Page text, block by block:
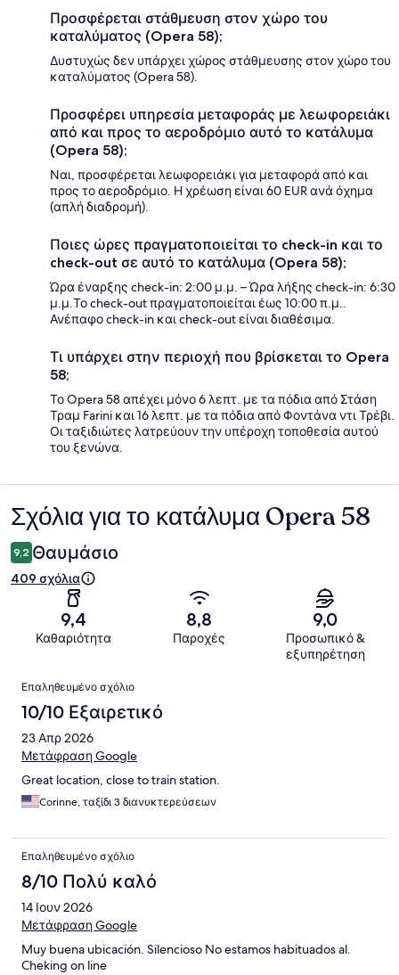
Προσφέρεται στάθμευση στον χώρο του
καταλύματος (Opera 58);
Δυστυχώς δεν υπάρχει χώρος στάθμευσης στον χώρο του
καταλύματος (Opera 58).
Προσφέρει υπηρεσία μεταφοράς με λεωφορειάκι
από και προς το αεροδρόμιο αυτό το κατάλυμα
(Opera 58);
Ναι, προσφέρεται λεωφορειάκι για μεταφορά από και
προς το αεροδρόμιο. Η χρέωση είναι 60 EUR ανά όχημα
(απλή διαδρομή).
Ποιες ώρες πραγματοποιείται το check-in και το
check-out σε αυτό το κατάλυμα (Opera 58);
Ώρα έναρξης check-in: 2:00 μ.μ. – Ώρα λήξης check-in: 6:30
μ.μ.Το check-out πραγματοποιείται έως 10:00 π.μ..
Ανέπαφο check-in και check-out είναι διαθέσιμα.
Τι υπάρχει στην περιοχή που βρίσκεται το Opera
58;
Το Opera 58 απέχει μόνο 6 λεπτ. με τα πόδια από Στάση
Τραμ Farini και 16 λεπτ. με τα πόδια από Φοντάνα ντι Τρέβι.
Οι ταξιδιώτες λατρεύουν την υπέροχη τοποθεσία αυτού
του ξενώνα.
Σχόλια
Σχόλια για το κατάλυμα Opera 58
9,2 Θαυμάσιο
409 σχόλια
9,4
Καθαριότητα
8,8
Παροχές
9,0
Προσωπικό &
εξυπηρέτηση
Σχόλια
Επαληθευμένο σχόλιο
10/10 Εξαιρετικό
23 Απρ 2026
Μετάφραση Google
Great location, close to train station.
Corinne, ταξίδι 3 διανυκτερεύσεων
Επαληθευμένο σχόλιο
8/10 Πολύ καλό
14 Ιουν 2026
Μετάφραση Google
Muy buena ubicación. Silencioso No estamos habituados al.
Cheking on line